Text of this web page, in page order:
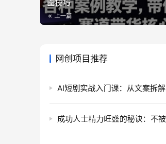
图技巧
上一篇
网创项目推荐